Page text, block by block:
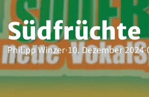
Südfrüchte
Philipp Winzer·10. Dezember 2024·